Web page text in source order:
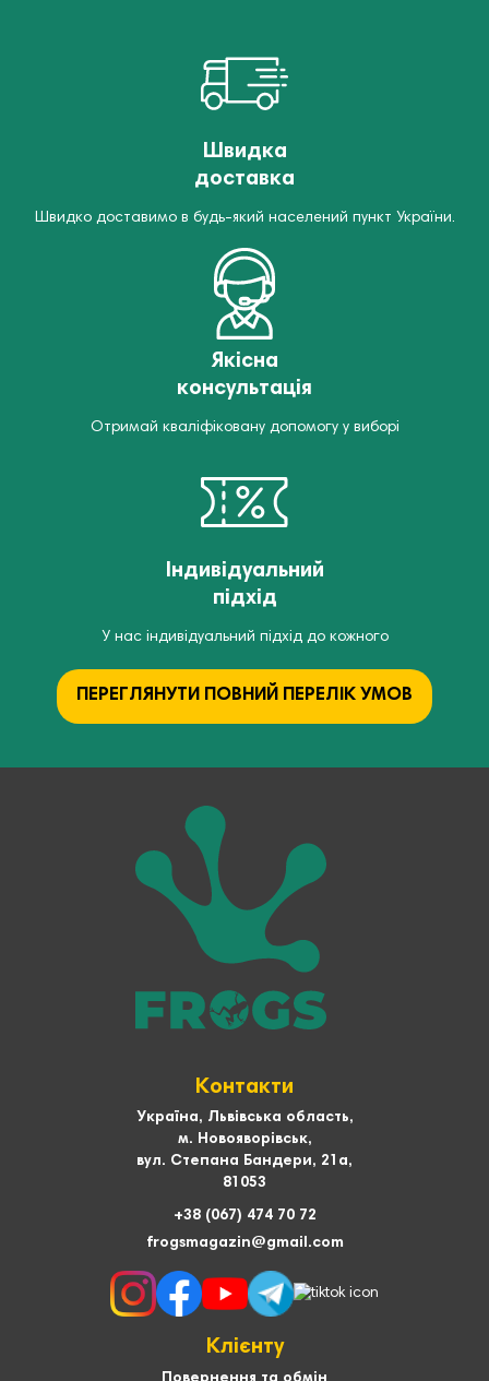
Швидка
доставка
Швидко доставимо в будь-який населений пункт України.
Якісна
консультація
Отримай кваліфіковану допомогу у виборі
Індивідуальний
підхід
У нас індивідуальний підхід до кожного
ПЕРЕГЛЯНУТИ ПОВНИЙ ПЕРЕЛІК УМОВ
Контакти
Україна, Львівська область,
м. Новояворівськ,
вул. Степана Бандери, 21а,
81053
+38 (067) 474 70 72
frogsmagazin@gmail.com
Клієнту